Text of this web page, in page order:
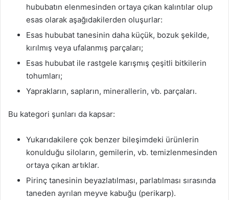
hububatın elenmesinden ortaya çıkan kalıntılar olup
esas olarak aşağıdakilerden oluşurlar:
Esas hububat tanesinin daha küçük, bozuk şekilde,
kırılmış veya ufalanmış parçaları;
Esas hububat ile rastgele karışmış çeşitli bitkilerin
tohumları;
Yaprakların, sapların, minerallerin, vb. parçaları.
Bu kategori şunları da kapsar:
Yukarıdakilere çok benzer bileşimdeki ürünlerin
konulduğu siloların, gemilerin, vb. temizlenmesinden
ortaya çıkan artıklar.
Pirinç tanesinin beyazlatılması, parlatılması sırasında
taneden ayrılan meyve kabuğu (perikarp).